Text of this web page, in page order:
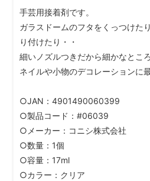
手芸用接着剤です。
ガラスドームのフタをくっつけた
り付けたり・・
細いノズルつきだから細かなとこ
ネイルや小物のデコレーションに
○JAN：4901490060399
○製品コード：#06039
○メーカー：コニシ株式会社
○数量：1個
○容量：17ml
○カラー：クリア